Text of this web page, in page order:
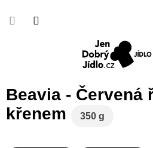
obsah
Beavia - Červená
křenem
350 g